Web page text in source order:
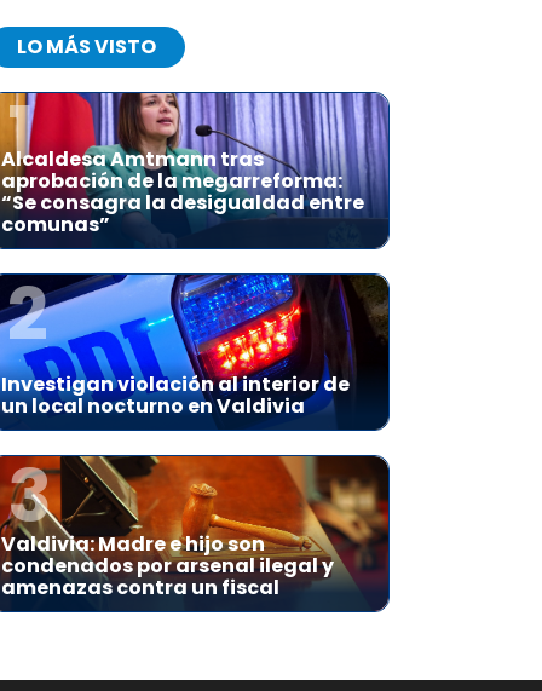
LO MÁS VISTO
1
Alcaldesa Amtmann tras
aprobación de la megarreforma:
“Se consagra la desigualdad entre
comunas”
2
Investigan violación al interior de
un local nocturno en Valdivia
3
Valdivia: Madre e hijo son
condenados por arsenal ilegal y
amenazas contra un fiscal